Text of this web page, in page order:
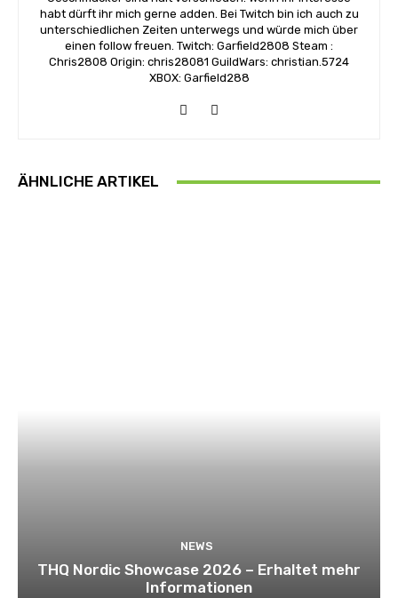
habt dürft ihr mich gerne adden. Bei Twitch bin ich auch zu
unterschiedlichen Zeiten unterwegs und würde mich über
einen follow freuen. Twitch: Garfield2808 Steam :
Chris2808 Origin: chris28081 GuildWars: christian.5724
XBOX: Garfield288
ÄHNLICHE ARTIKEL
NEWS
THQ Nordic Showcase 2026 – Erhaltet mehr
Informationen